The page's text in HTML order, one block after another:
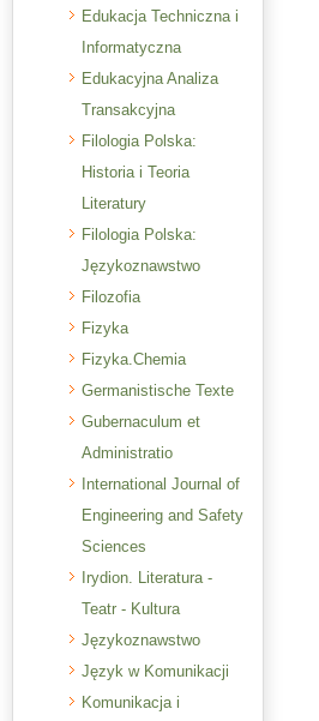
Edukacja Techniczna i
Informatyczna
Edukacyjna Analiza
Transakcyjna
Filologia Polska:
Historia i Teoria
Literatury
Filologia Polska:
Językoznawstwo
Filozofia
Fizyka
Fizyka.Chemia
Germanistische Texte
Gubernaculum et
Administratio
International Journal of
Engineering and Safety
Sciences
Irydion. Literatura -
Teatr - Kultura
Językoznawstwo
Język w Komunikacji
Komunikacja i